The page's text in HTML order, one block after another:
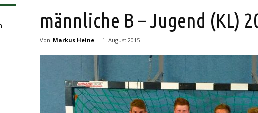
männliche B – Jugend (KL)
Von Markus Heine - 1. August 2015